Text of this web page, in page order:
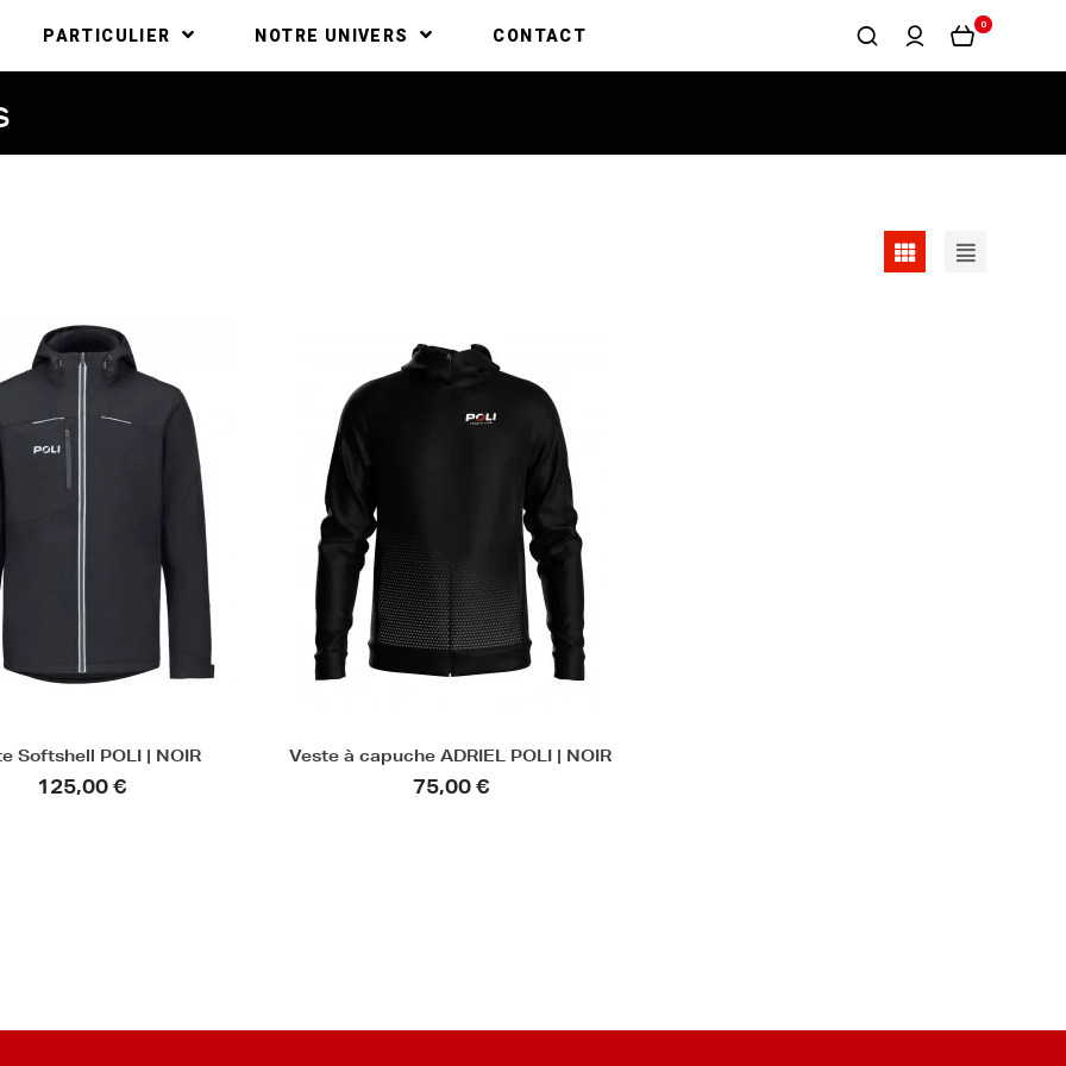
PARTICULIER NOTRE UNIVERS CONTACT
0
Softshell POLI | NOIR
125,00 €
Veste à capuche ADRIEL POLI | NOIR
75,00 €